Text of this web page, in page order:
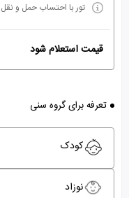
تور با احتساب حمل و
قیمت استعلام شود
تعرفه برای گروه سنی
کودک
نوزاد